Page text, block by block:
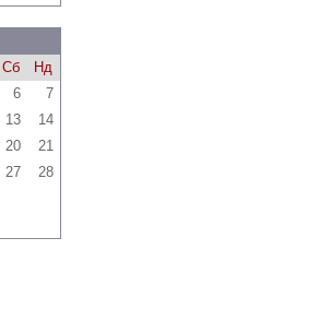
Сб
Нд
6
7
13
14
20
21
27
28